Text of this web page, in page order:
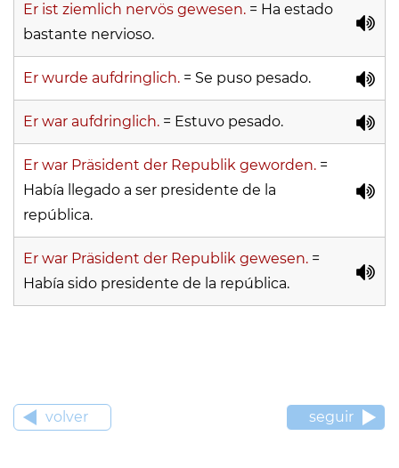
Er ist ziemlich nervös gewesen. = Ha estado
bastante nervioso.
Er wurde aufdringlich. = Se puso pesado.
Er war aufdringlich. = Estuvo pesado.
Er war Präsident der Republik geworden. =
Había llegado a ser presidente de la
república.
Er war Präsident der Republik gewesen. =
Había sido presidente de la república.
volver seguir